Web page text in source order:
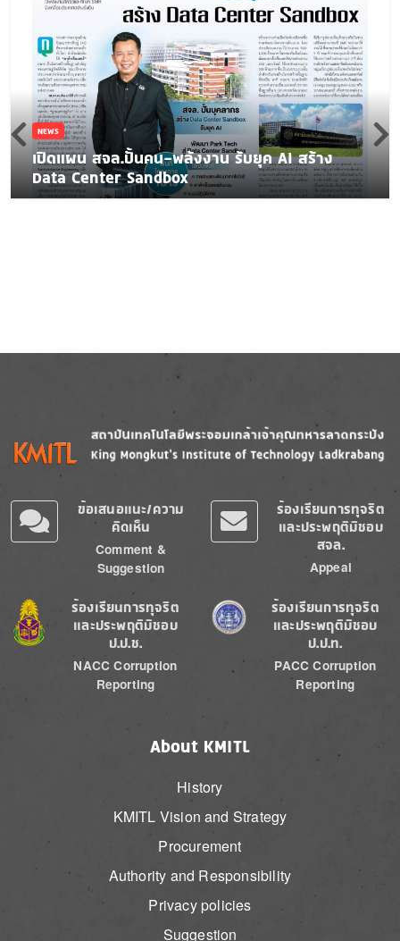
NEWS
เปิดแผน สจล.ปั้นคน-พลังงาน รับยุค AI สร้าง
Data Center Sandbox
Image
ข้อเสนอแนะ/ความ
คิดเห็น
Comment &
Suggestion
ร้องเรียนการทุจริต
และประพฤติมิชอบ
สจล.
Appeal
Image
ร้องเรียนการทุจริต
และประพฤติมิชอบ
ป.ป.ช.
NACC Corruption
Reporting
Image
ร้องเรียนการทุจริต
และประพฤติมิชอบ
ป.ป.ท.
PACC Corruption
Reporting
About KMITL
History
KMITL Vision and Strategy
Procurement
Authority and Responsibility
Privacy policies
Suggestion